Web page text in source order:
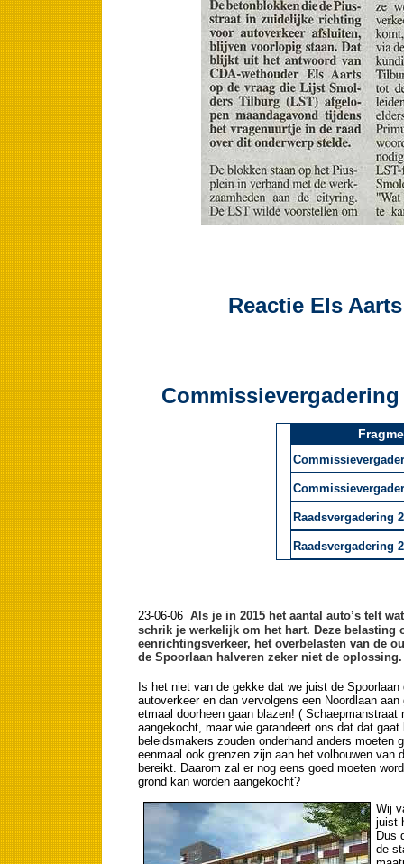
Reactie Els
Raadsvergadering
Raadsvergadering
23-06-06 Als je in 2015 het aantal auto’s telt
schrik je werkelijk om het hart. Deze
eenrichtingsverkeer, het overbelasten van de
de Spoorlaan halveren zeker niet de oplossing.
Is het niet van de gekke dat we juist de
autoverkeer en dan vervolgens een Noordlaan
etmaal doorheen gaan blazen! (
aangekocht, maar wie garandeert ons dat dat
beleidsmakers zouden onderhand anders
eenmaal ook grenzen zijn aan het volbouwen van
bereikt. Daarom zal er nog eens goed moeten
grond kan worden aangekocht?
Wij
juist
Dus
de